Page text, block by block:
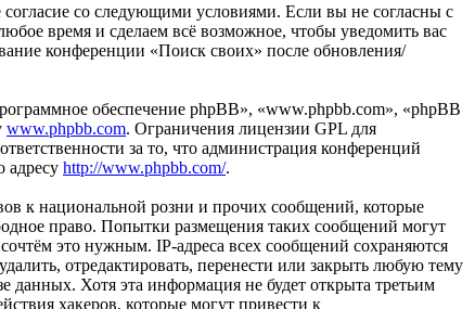
со следующими условиями. Если вы не согласны с
время и сделаем всё возможное, чтобы уведомить вас
конференции «Поиск своих» после обновления/
обеспечение phpBB», «www.phpbb.com», «phpBB
www.phpbb.com. Ограничения лицензии GPL для
за то, что администрация конференций
адресу http://www.phpbb.com/.
к национальной розни и прочих сообщений, которые
право. Попытки размещения таких сообщений могут
это нужным. IP-адреса всех сообщений сохраняются
отредактировать, перенести или закрыть любую тему
данных. Хотя эта информация не будет открыта третьим
хакеров, которые могут привести к